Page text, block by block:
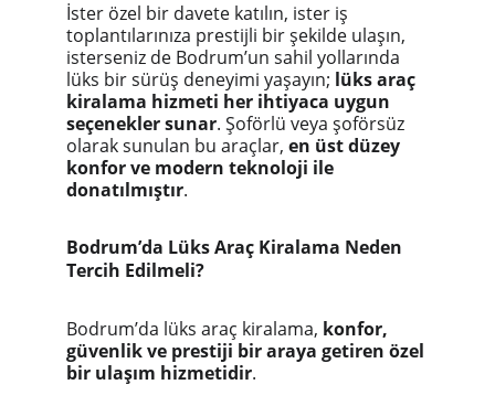
İster özel bir davete katılın, ister iş
toplantılarınıza prestijli bir şekilde ulaşın,
isterseniz de Bodrum’un sahil yollarında
lüks bir sürüş deneyimi yaşayın; lüks araç
kiralama hizmeti her ihtiyaca uygun
seçenekler sunar. Şoförlü veya şoförsüz
olarak sunulan bu araçlar, en üst düzey
konfor ve modern teknoloji ile
donatılmıştır.
Bodrum’da Lüks Araç Kiralama Neden
Tercih Edilmeli?
Bodrum’da lüks araç kiralama, konfor,
güvenlik ve prestiji bir araya getiren özel
bir ulaşım hizmetidir.